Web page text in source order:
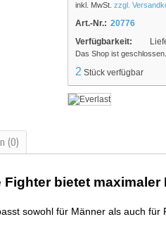
inkl. MwSt. zzgl.
Art.-Nr.: 20776
Verfügbarkeit:
Das Shop ist
2 Stück verfügbar
(0)
bietet
sowohl für Männer als auch